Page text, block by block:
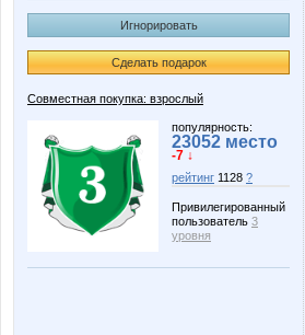
Игнорировать
Сделать подарок
Совместная покупка: взрослый
популярность:
23052 место
-7 ↓
рейтинг 1128 ?
Привилегированный
пользователь 3
уровня